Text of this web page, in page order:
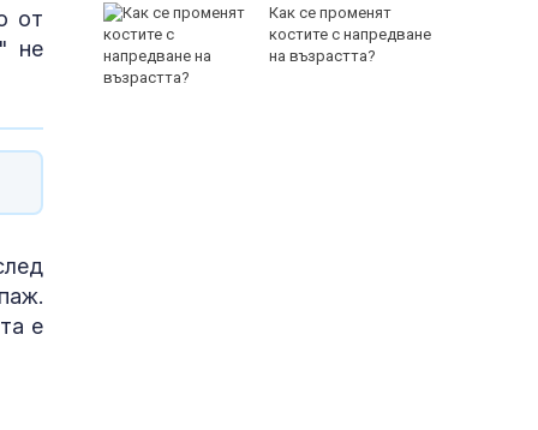
от
не
е
Русия
на
Как се променят
костите с напредване
на възрастта?